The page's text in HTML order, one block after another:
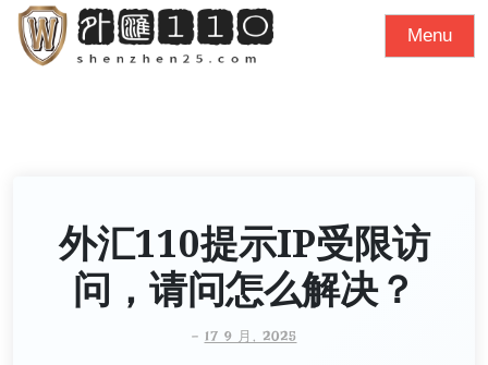
Menu
外汇110提示IP受限访
问，请问怎么解决？
- 17 9 月, 2025